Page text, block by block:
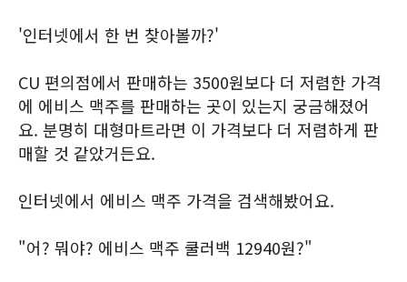
'인터넷에서 한 번 찾아볼까?'
CU 편의점에서 판매하는 3500원보다 더 저렴한 가격
에 에비스 맥주를 판매하는 곳이 있는지 궁금해졌어
요. 분명히 대형마트라면 이 가격보다 더 저렴하게 판
매할 것 같았거든요.
인터넷에서 에비스 맥주 가격을 검색해봤어요.
"어? 뭐야? 에비스 맥주 쿨러백 12940원?"